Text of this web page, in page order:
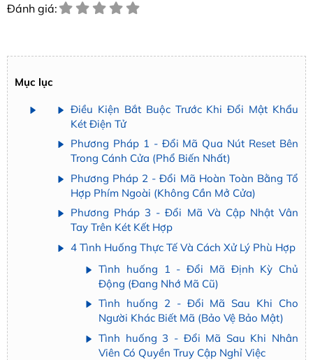
Đánh giá:
Mục lục
Điều Kiện Bắt Buộc Trước Khi Đổi Mật Khẩu
Két Điện Tử
Phương Pháp 1 - Đổi Mã Qua Nút Reset Bên
Trong Cánh Cửa (Phổ Biến Nhất)
Phương Pháp 2 - Đổi Mã Hoàn Toàn Bằng Tổ
Hợp Phím Ngoài (Không Cần Mở Cửa)
Phương Pháp 3 - Đổi Mã Và Cập Nhật Vân
Tay Trên Két Kết Hợp
4 Tình Huống Thực Tế Và Cách Xử Lý Phù Hợp
Tình huống 1 - Đổi Mã Định Kỳ Chủ
Động (Đang Nhớ Mã Cũ)
Tình huống 2 - Đổi Mã Sau Khi Cho
Người Khác Biết Mã (Bảo Vệ Bảo Mật)
Tình huống 3 - Đổi Mã Sau Khi Nhân
Viên Có Quyền Truy Cập Nghỉ Việc